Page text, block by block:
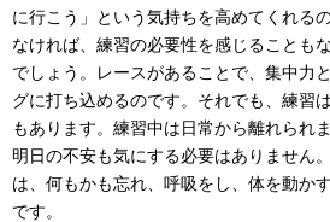
に行こう」という気持ちを高めてくれる
なければ、練習の必要性を感じることも
でしょう。レースがあることで、集中力
グに打ち込めるのです。それでも、練習
もあります。練習中は日常から離れられ
明日の不安も気にする必要はありません
は、何もかも忘れ、呼吸をし、体を動か
です。